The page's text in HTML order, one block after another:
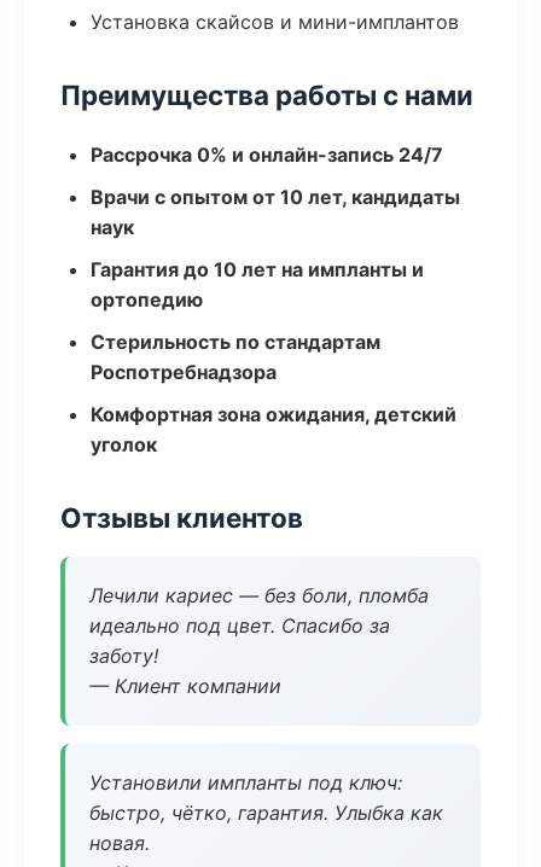
Установка скайсов и мини-имплантов
Преимущества работы с нами
Рассрочка 0% и онлайн-запись 24/7
Врачи с опытом от 10 лет, кандидаты
наук
Гарантия до 10 лет на импланты и
ортопедию
Стерильность по стандартам
Роспотребнадзора
Комфортная зона ожидания, детский
уголок
Отзывы клиентов
Лечили кариес — без боли, пломба
идеально под цвет. Спасибо за
заботу!
— Клиент компании
Установили импланты под ключ:
быстро, чётко, гарантия. Улыбка как
новая.